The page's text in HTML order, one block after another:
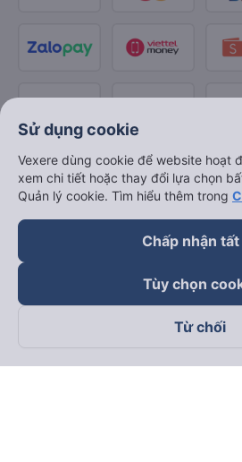
Theo dõi chúng tôi trên
Sử dụng cookie
Vexere dùng cookie để website hoạt
xem chi tiết hoặc thay đổi lựa chọn
Quản lý cookie. Tìm hiểu thêm trong
Chấp nhận tất
Tùy chọn
Từ chối